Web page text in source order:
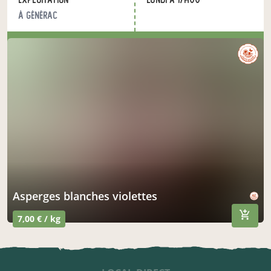
à Générac
nos produits du moment nos autres produits
asperges blanches violettes
7,00 € / kg